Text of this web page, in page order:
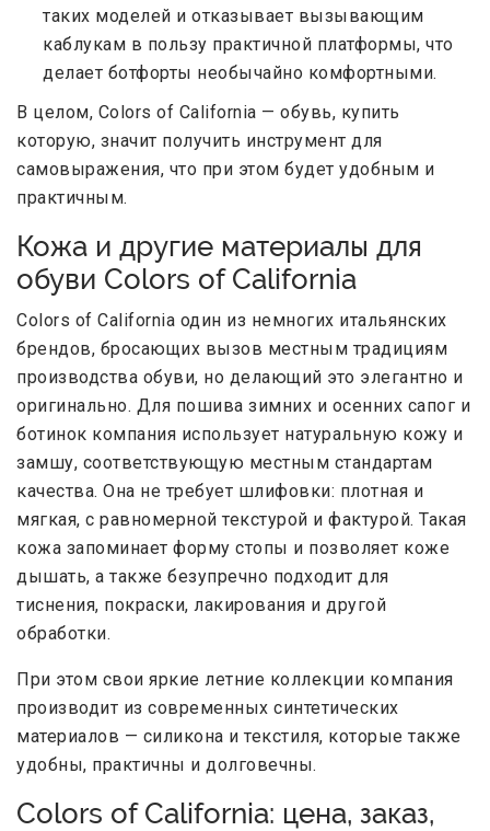
таких моделей и отказывает вызывающим
каблукам в пользу практичной платформы, что
делает ботфорты необычайно комфортными.
В целом, Colors of California — обувь, купить
которую, значит получить инструмент для
самовыражения, что при этом будет удобным и
практичным.
Кожа и другие материалы для
обуви Colors of California
Colors of California один из немногих итальянских
брендов, бросающих вызов местным традициям
производства обуви, но делающий это элегантно и
оригинально. Для пошива зимних и осенних сапог и
ботинок компания использует натуральную кожу и
замшу, соответствующую местным стандартам
качества. Она не требует шлифовки: плотная и
мягкая, с равномерной текстурой и фактурой. Такая
кожа запоминает форму стопы и позволяет коже
дышать, а также безупречно подходит для
тиснения, покраски, лакирования и другой
обработки.
При этом свои яркие летние коллекции компания
производит из современных синтетических
материалов — силикона и текстиля, которые также
удобны, практичны и долговечны.
Colors of California: цена, заказ,